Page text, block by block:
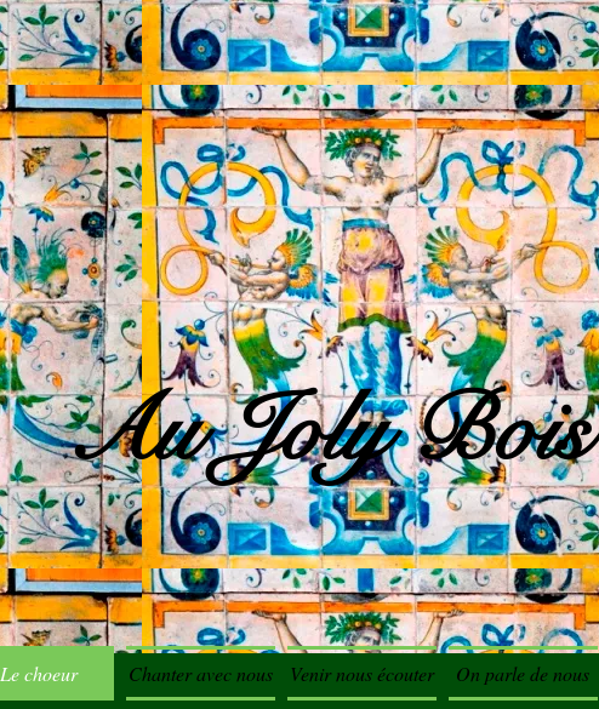
Au Joly Bois
Le choeur Chanter avec nous Venir nous écouter On parle de nous